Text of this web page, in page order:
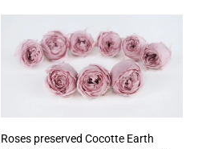
zzgl.
MwSt
(VAT/IVA
excl.)
Roses preserved Cocotte Earth